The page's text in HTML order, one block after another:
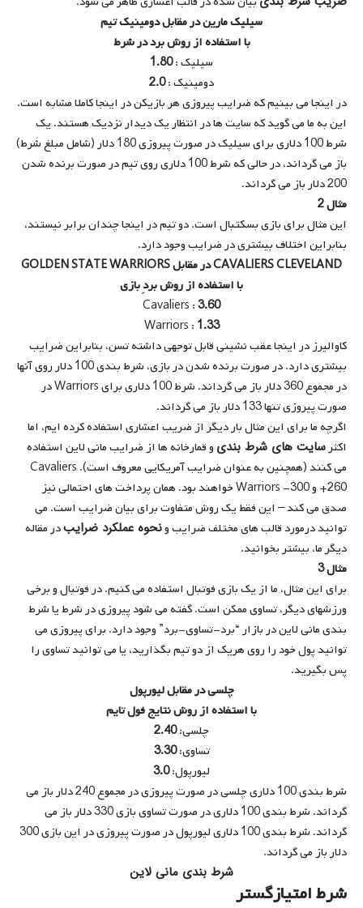
سیلیک مارین در مقابل دومینیک تیم
با استفاده از روش برد در شرط
سیلیک :1.80
دومینیک :2.0
در اینجا می بینیم که ضرایب پیروزی هر بازیکن در اینجا کاملا مشابه است.
این به ما می گوید که سایت ها در انتظار یک دیدار نزدیک هستند. یک
شرط 100 دلاری برای سیلیک در صورت پیروزی 180 دلار (شامل مبلغ شرط)
باز می گرداند، در حالی که شرط 100 دلاری روی تیم در صورت برنده شدن
200 دلار باز می گرداند.
مثال 2
این مثال برای بازی بسکتبال است. دو تیم در اینجا چندان برابر نیستند،
بنابراین اختلاف بیشتری در ضرایب وجود دارد.
CAVALIERS CLEVELAND در مقابل GOLDEN STATE WARRIORS
با استفاده از روش بردِ بازی
Cavaliers :3.60
Warriors : 1.33
کاوالیرز در اینجا عقب نشینی قابل توجهی داشته تسن، بنابراین ضرایب
بیشتری دارد. در صورت برنده شدن در بازی، شرط بندی 100 دلار روی آنها
در مجموع 360 دلار باز می گرداند. شرط 100 دلاری برای Warriors در
صورت پیروزی تنها 133 دلار باز می گرداند.
اگرچه ما برای این مثال بار دیگر از ضریب اعشاری استفاده کرده ایم، اما
اکثرسایت های شرط بندی و قمارخانه ها از ضرایب مانی لاین استفاده
می كنند (همچنین به عنوان ضرایب آمریكایی معروف است). Cavaliers
+260 و Warriors -300 خواهند بود. همان پرداخت های احتمالی نیز
صدق می کند – این فقط یک روش متفاوت برای بیان ضرایب است. می
توانید درمورد قالب های مختلف ضرایب ونحوه عملکرد ضرایبدر مقاله
دیگر ما، بیشتر بخوانید.
مثال 3
برای این مثال، ما از یک بازی فوتبال استفاده می کنیم. در فوتبال و برخی
ورزشهای دیگر، تساوی ممکن است. گفته می شود پیروزی در شرط یا شرط
بندی مانی لاین در بازار “برد-تساوی-برد” وجود دارد. برای پیروزی می
توانید پول خود را روی هریک از دو تیم بگذارید، یا می توانید تساوی را
پس بگیرید.
چلسی در مقابل لیورپول
با استفاده از روش نتایج فول تایم
چلسی:2.40
تساوی:3.30
لیورپول:3.0
شرط بندی 100 دلاری چلسی در صورت پیروزی در مجموع 240 دلار باز می
گرداند. شرط بندی 100 دلاری در صورت تساوی بازی 330 دلار باز می
گرداند. شرط بندی 100 دلاری لیورپول در صورت پیروزی در این بازی 300
دلار باز می گرداند.
شرط بندی مانی لاین
شرط امتیازگستر